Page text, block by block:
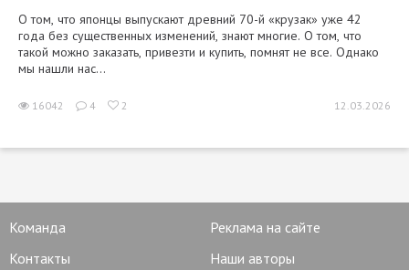
О том, что японцы выпускают древний 70-й «крузак» уже 42
года без существенных изменений, знают многие. О том, что
такой можно заказать, привезти и купить, помнят не все. Однако
мы нашли нас...
16042 4 2 12.03.2026
Команда
Реклама на сайте
Контакты
Наши авторы